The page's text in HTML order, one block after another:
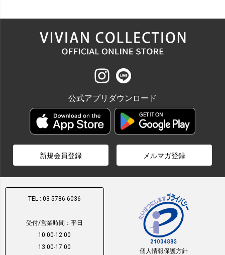
公式アプリダウンロード
新規会員登録 メルマガ登録
TEL : 03-5786-6036
受付/営業時間：平日
10:00-12:00
13:00-17:00
個人情報保護方針